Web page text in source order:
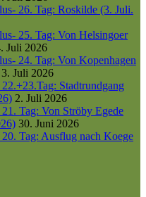
26. Tag: Roskilde (3. Juli.
25. Tag: Von Helsingoer
Juli 2026
24. Tag: Von Kopenhagen
3. Juli 2026
Stadtrundgang
2. Juli 2026
Tag: Von Ströby Egede
30. Juni 2026
Tag: Ausflug nach Koege